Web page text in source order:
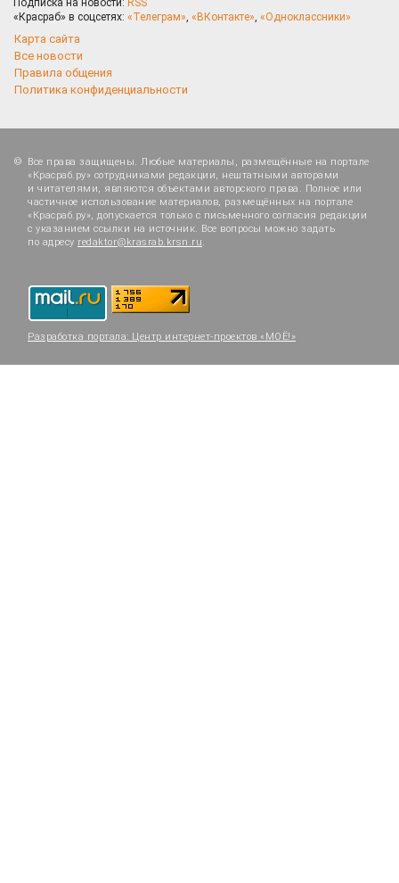
Подписка на новости: RSS
«Красраб» в соцсетях: «Телеграм», «ВКонтакте», «Одноклассники»
Карта сайта
Все новости
Правила общения
Политика конфиденциальности
Все права защищены. Любые материалы, размещённые на портале
«Красраб.ру» сотрудниками редакции, нештатными авторами
и читателями, являются объектами авторского права. Полное или
частичное использование материалов, размещённых на портале
«Красраб.ру», допускается только с письменного согласия редакции
с указанием ссылки на источник. Все вопросы можно задать
по адресу redaktor@krasrab.krsn.ru.
Разработка портала: Центр интернет-проектов «МОЁ!»